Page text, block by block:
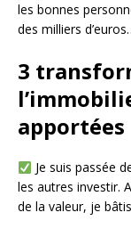
les bonnes
des milliers
3
apportées
Je suis passée
les autres investir.
de la valeur, je